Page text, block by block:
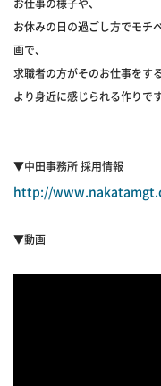
お仕事の様子や、
お休みの日の過ごし方でモチ
画で、
求職者の方がそのお仕事をす
より身近に感じられる作りで
▼中田事務所 採用情報
http://
▼動画